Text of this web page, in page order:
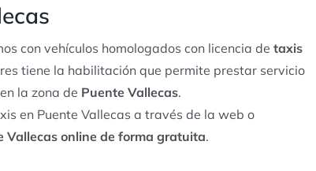
con vehículos homologados con licencia de taxis
tiene la habilitación que permite prestar servicio
la zona de Puente Vallecas.
en Puente Vallecas a través de la web o
Vallecas online de forma gratuita.